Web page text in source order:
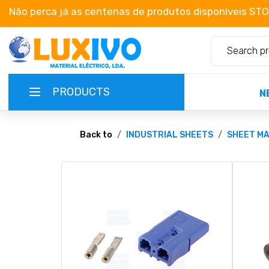
Não perca já as centenas de produtos disponíveis
PRODUCTS
NEW-PRODUCTS
TERMS OF SERVICE
Back to INDUSTRIAL SHEETS SHEET